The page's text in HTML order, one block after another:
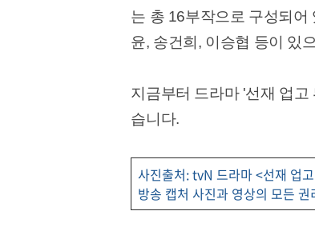
는 총 16부작으로 구성되어
윤, 송건희, 이승협 등이 있
지금부터 드라마 '선재 업
습니다.
사진출처: tvN 드라마 <선재 업
방송 캡처 사진과 영상의 모든